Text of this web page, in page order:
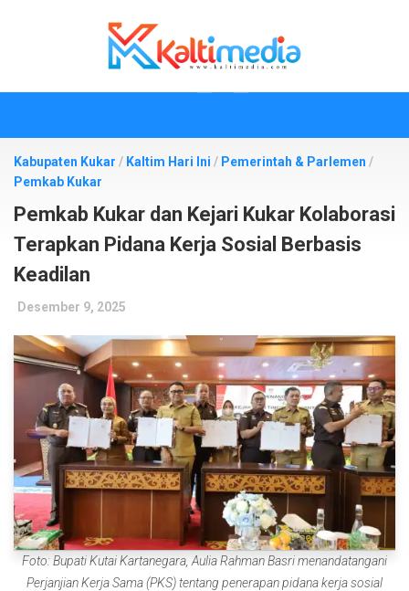
Kabupaten Kukar / Kaltim Hari Ini / Pemerintah & Parlemen /
Pemkab Kukar
Pemkab Kukar dan Kejari Kukar Kolaborasi
Terapkan Pidana Kerja Sosial Berbasis
Keadilan
Desember 9, 2025
Foto: Bupati Kutai Kartanegara, Aulia Rahman Basri menandatangani
Perjanjian Kerja Sama (PKS) tentang penerapan pidana kerja sosial